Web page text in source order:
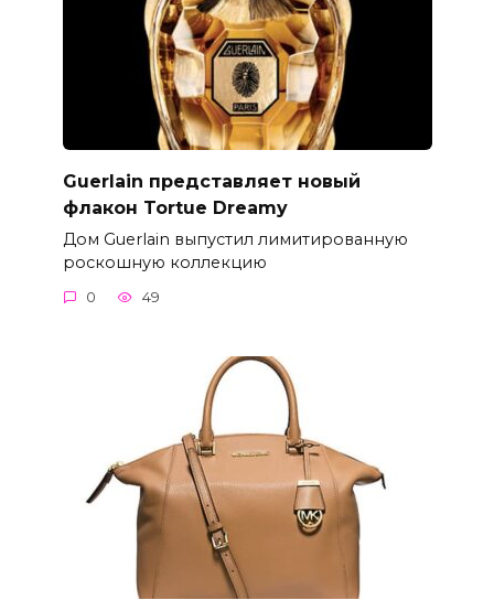
Guerlain представляет новый
флакон Tortue Dreamy
Дом Guerlain выпустил лимитированную
роскошную коллекцию
0 49